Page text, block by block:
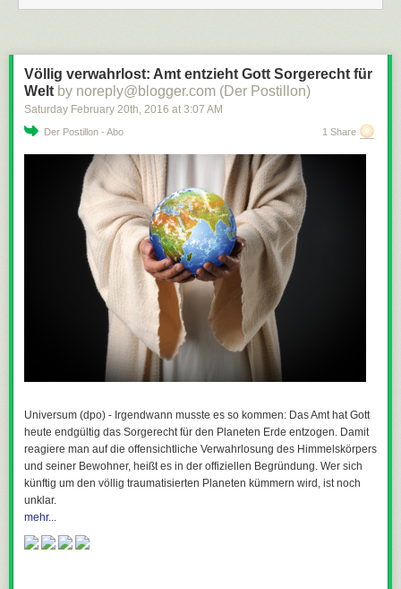
Völlig verwahrlost: Amt entzieht Gott Sorgerecht für
Welt by noreply@blogger.com (Der Postillon)
Saturday February 20th, 2016 at 3:07 AM
Der Postillon - Abo 1 Share
Universum (dpo) - Irgendwann musste es so kommen: Das Amt hat Gott
heute endgültig das Sorgerecht für den Planeten Erde entzogen. Damit
reagiere man auf die offensichtliche Verwahrlosung des Himmelskörpers
und seiner Bewohner, heißt es in der offiziellen Begründung. Wer sich
künftig um den völlig traumatisierten Planeten kümmern wird, ist noch
unklar.
mehr...